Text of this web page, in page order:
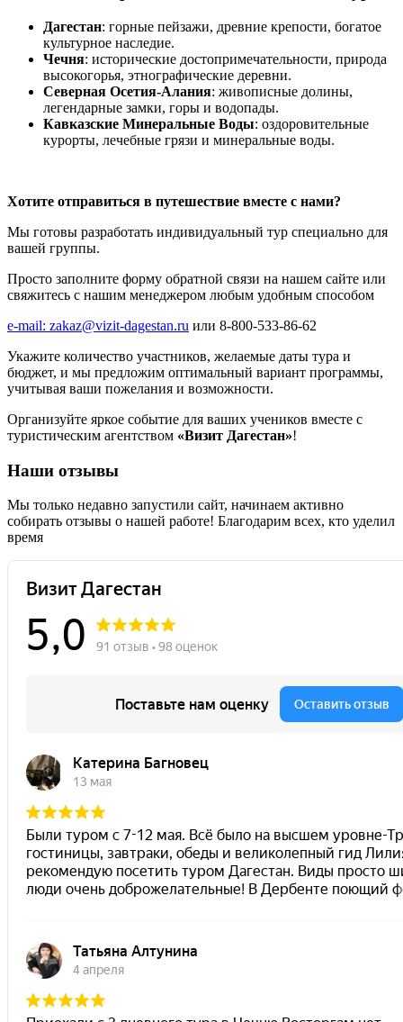
Дагестан: горные пейзажи, древние крепости, богатое
культурное наследие.
Чечня: исторические достопримечательности, природа
высокогорья, этнографические деревни.
Северная Осетия-Алания: живописные долины,
легендарные замки, горы и водопады.
Кавказские Минеральные Воды: оздоровительные
курорты, лечебные грязи и минеральные воды.
Хотите отправиться в путешествие вместе с нами?
Мы готовы разработать индивидуальный тур специально для
вашей группы.
Просто заполните форму обратной связи на нашем сайте или
свяжитесь с нашим менеджером любым удобным способом
e-mail: zakaz@vizit-dagestan.ru или 8-800-533-86-62
Укажите количество участников, желаемые даты тура и
бюджет, и мы предложим оптимальный вариант программы,
учитывая ваши пожелания и возможности.
Организуйте яркое событие для ваших учеников вместе с
туристическим агентством «Визит Дагестан»!
Наши отзывы
Мы только недавно запустили сайт, начинаем активно
собирать отзывы о нашей работе! Благодарим всех, кто уделил
время